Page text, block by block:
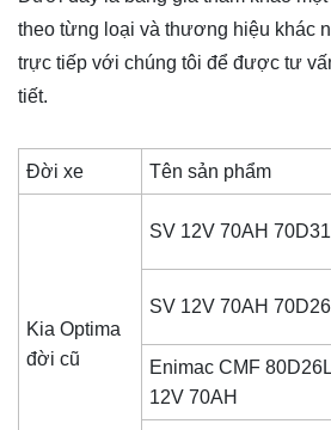
theo từng loại và thương hiệu khác
trực tiếp với chúng tôi để được tư
tiết.
Đời xe Tên sản phẩm
Kia Optima
đời cũ
SV 12V 70AH
SV 12V 70AH
Enimac CMF 80D26L
12V 70AH